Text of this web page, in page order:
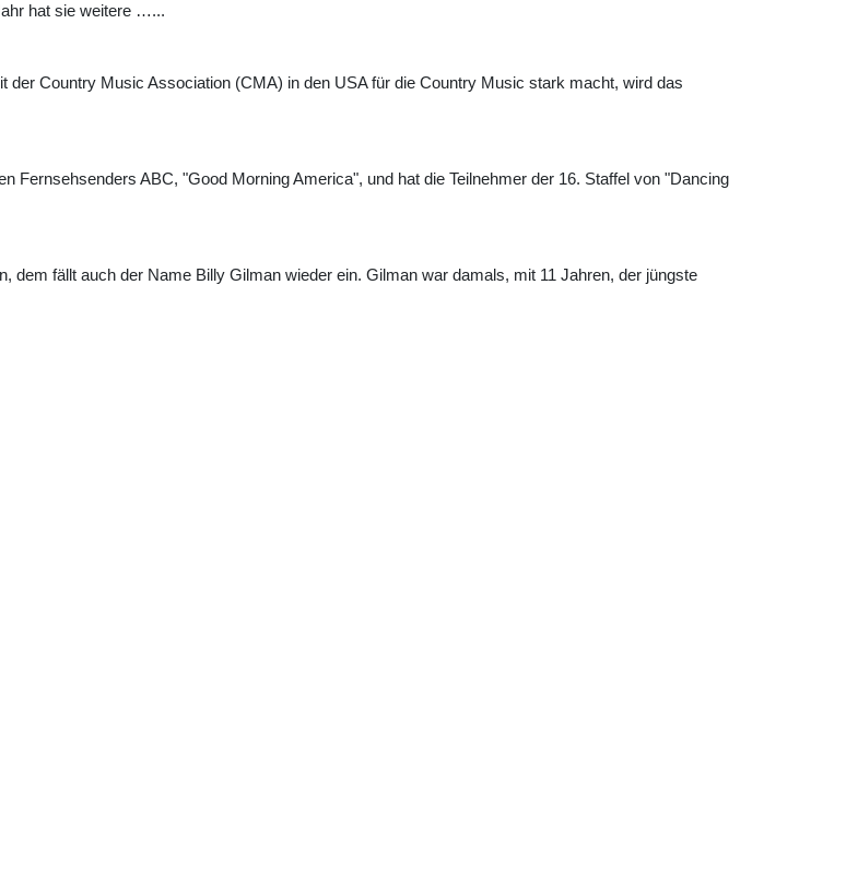
hat sie weitere …...
Country Music Association (CMA) in den USA für die Country Music stark macht, wird das
ABC, "Good Morning America", und hat die Teilnehmer der 16. Staffel von "Dancing
dem fällt auch der Name Billy Gilman wieder ein. Gilman war damals, mit 11 Jahren, der jüngste